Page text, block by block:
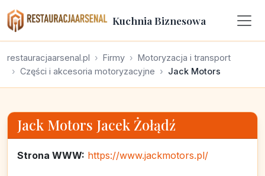
Kuchnia Biznesowa
restauracjaarsenal.pl Firmy
Motoryzacja i transport
Części i akcesoria motoryzacyjne
Jack Motors
Jack Motors Jacek Żołądź
Strona WWW: https://www.jackmotors.pl/